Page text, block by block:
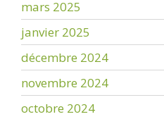
mars 2025
janvier 2025
décembre 2024
novembre 2024
octobre 2024